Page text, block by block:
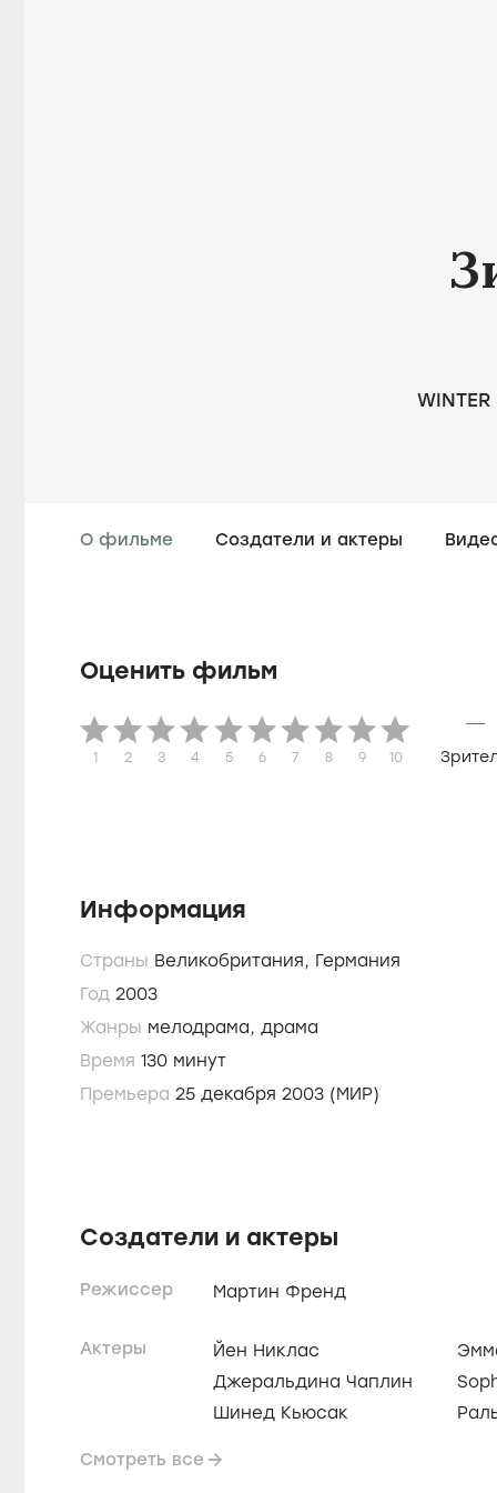
WINTER
О фильме Создатели и актеры
Оценить фильм
1 2 3 4 5 6 7 8 9 10
—
Информация
Страны Великобритания, Германия
Год 2003
Жанры мелодрама, драма
Время
130 минут
Премьера 25 декабря 2003 (МИР)
Создатели и актеры
Режиссер Мартин Френд
Актеры
Йен Никлас
Джеральдина Чаплин
Шинед Кьюсак
Смотреть все